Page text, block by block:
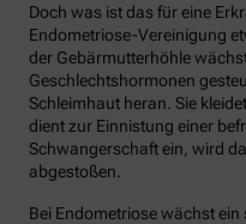
Doch was ist das für eine
Endometriose-Vereinigung
der Gebärmutterhöhle
Geschlechtshormonen
Schleimhaut heran. Sie
dient zur Einnistung einer
Schwangerschaft ein, wird
abgestoßen.
Bei Endometriose wächst